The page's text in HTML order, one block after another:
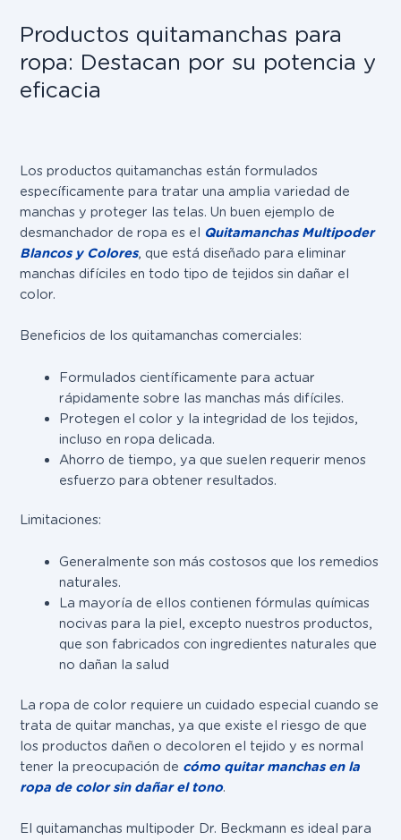
Productos quitamanchas para
ropa: Destacan por su potencia y
eficacia
Los productos quitamanchas están formulados
específicamente para tratar una amplia variedad de
manchas y proteger las telas. Un buen ejemplo de
desmanchador de ropa es el Quitamanchas Multipoder
Blancos y Colores, que está diseñado para eliminar
manchas difíciles en todo tipo de tejidos sin dañar el
color.
Beneficios de los quitamanchas comerciales:
Formulados científicamente para actuar
rápidamente sobre las manchas más difíciles.
Protegen el color y la integridad de los tejidos,
incluso en ropa delicada.
Ahorro de tiempo, ya que suelen requerir menos
esfuerzo para obtener resultados.
Limitaciones:
Generalmente son más costosos que los remedios
naturales.
La mayoría de ellos contienen fórmulas químicas
nocivas para la piel, excepto nuestros productos,
que son fabricados con ingredientes naturales que
no dañan la salud
La ropa de color requiere un cuidado especial cuando se
trata de quitar manchas, ya que existe el riesgo de que
los productos dañen o decoloren el tejido y es normal
tener la preocupación de cómo quitar manchas en la
ropa de color sin dañar el tono.
El quitamanchas multipoder Dr. Beckmann es ideal para